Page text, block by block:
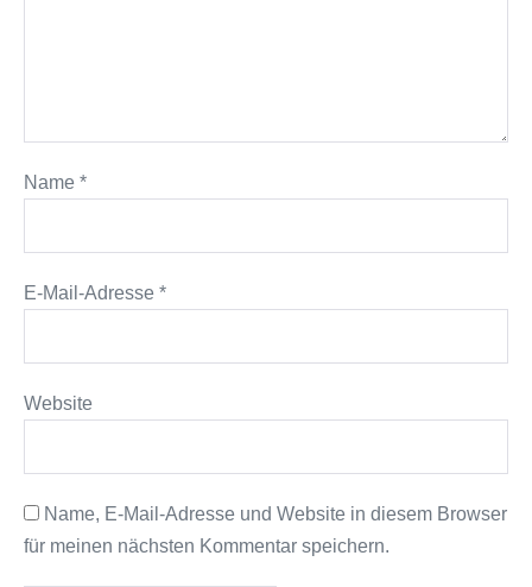
Name *
E-Mail-Adresse *
Website
Name, E-Mail-Adresse und Website in diesem Browser
für meinen nächsten Kommentar speichern.